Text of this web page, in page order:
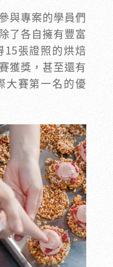
與專案的學員們
了各自擁有豐富
15張證照的烘焙
獲獎，甚至還有
大賽第一名的優